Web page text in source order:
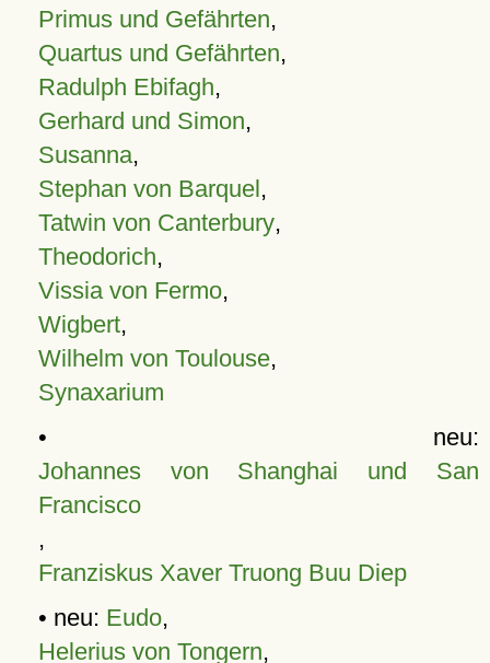
Primus und Gefährten,
Quartus und Gefährten,
Radulph Ebifagh,
Gerhard und Simon,
Susanna,
Stephan von Barquel,
Tatwin von Canterbury,
Theodorich,
Vissia von Fermo,
Wigbert,
Wilhelm von Toulouse,
Synaxarium
• neu:
Johannes von Shanghai und San
Francisco
,
Franziskus Xaver Truong Buu Diep
• neu: Eudo,
Helerius von Tongern,